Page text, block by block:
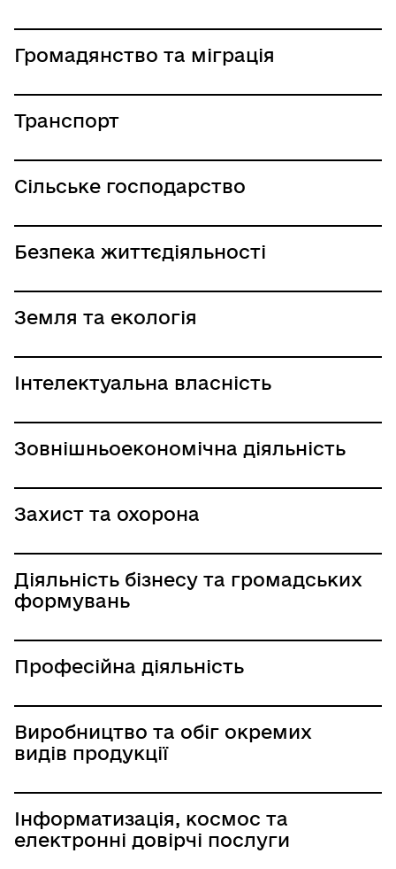
Громадянство та міграція
Транспорт
Сільське господарство
Безпека життєдіяльності
Земля та екологія
Інтелектуальна власність
Зовнішньоекономічна діяльність
Захист та охорона
Діяльність бізнесу та громадських
формувань
Професійна діяльність
Виробництво та обіг окремих
видів продукції
Інформатизація, космос та
електронні довірчі послуги